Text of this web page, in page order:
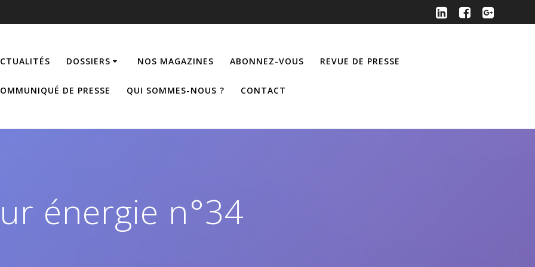
DOSSIERS NOS MAGAZINES ABONNEZ-VOUS REVUE DE PRESSE
DE PRESSE QUI SOMMES-NOUS ? CONTACT
énergie n°34